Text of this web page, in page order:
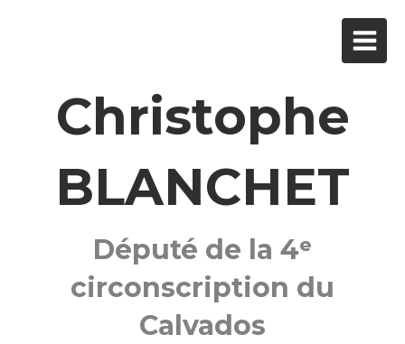
Christophe
BLANCHET
Député de la 4ᵉ
circonscription du
Calvados